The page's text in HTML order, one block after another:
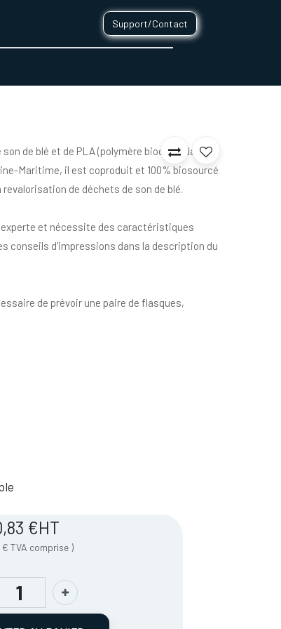
Support/Contact
de blé et de PLA (polymère biodégradable à
Maritime, il est coproduit et 100% biosourcé
de déchets de son de blé.
et nécessite des caractéristiques
conseils d'impressions dans la description du
de prévoir une paire de flasques,
€HT
€ TVA comprise )